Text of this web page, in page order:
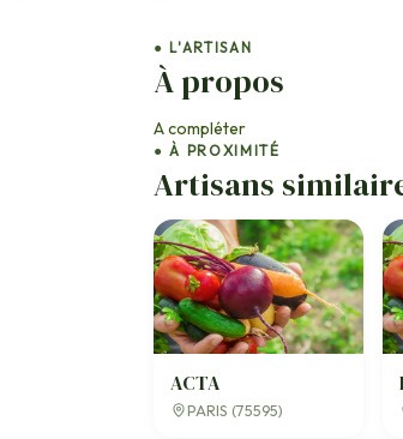
● L'ARTISAN
À propos
A compléter
● À PROXIMITÉ
Artisans
ACTA
PARIS (75595)